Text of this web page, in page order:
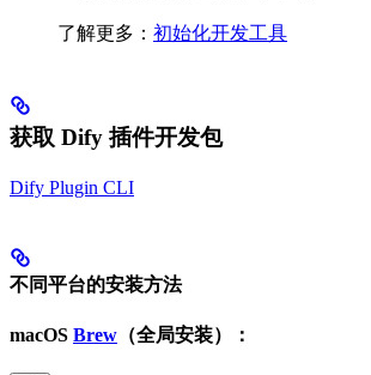
了解更多： 初始化开发工具
获取 Dify 插件开发包
Dify Plugin CLI
不同平台的安装方法
macOS Brew （全局安装）：